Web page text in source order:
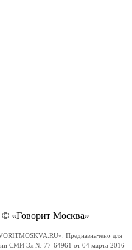
«Говорит Москва»
Предназначено для
СМИ Эл № 77-64961 от 04 марта 2016